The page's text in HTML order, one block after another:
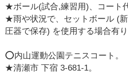
★ボール(試合,練習用)、コート
★雨や状況で、セットボール (
圧器で保存) を使用する場合有り
⭕️内山運動公園テニスコート。
★清瀬市 下宿 3-681-1。